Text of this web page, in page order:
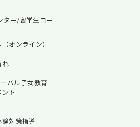
ター/留学生コー
オンライン）
れ
ーバル子女教育
ト
対策指導